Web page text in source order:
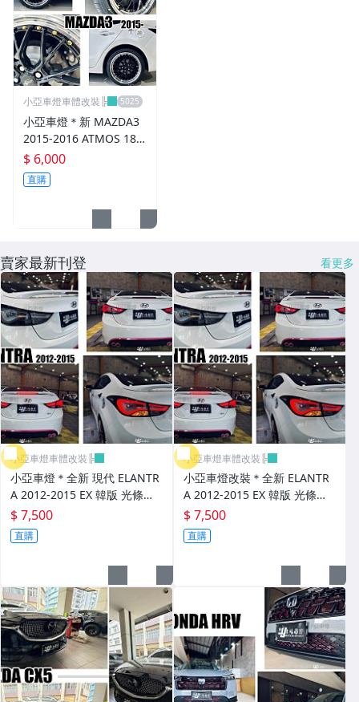
CUSCO / HARDRACE 各車系結構桿.拉桿
進氣套件 進氣系統 全系列
其它
小亞車燈車體改裝╠
小亞車燈＊新 MAZDA3
2015-2016 ATMOS 18
吋 鋁圈 輪框 18*8.5 5/1
08 ET40 5孔108 銀黑車
邊 鉚釘款
$ 6,000
直購
賣家最新刊登 看更多
小亞車燈車體改裝╠
小亞車燈＊全新 現代 ELANTR
A 2012-2015 EX 韓版 光條導
光 燻黑 閃爍方向燈 尾燈 後燈
$ 7,500
直購
小亞車燈車體改裝╠
小亞車燈改裝＊全新 ELANTR
A 2012-2015 EX 韓版 光條導
光 燻黑 閃爍方向燈 尾燈 後燈
$ 7,500
直購